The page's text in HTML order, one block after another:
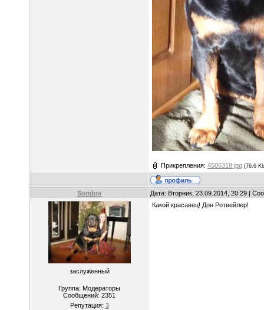
Прикрепления: 4506318.jpg (76.6
Sombra Дата: Вторник, 23.09.2014, 20:29 |
заслуженный
Группа: Модераторы
Сообщений: 2351
Репутация: 3
Какой красавец! Дон Ротвейлер!